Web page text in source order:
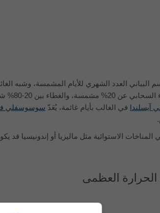
البياني العدد الشهري للأيام المشمسة، وشبه
شبه غائمة، وما يزيد على 80% غائمة بالكامل. وبينما تتميّز
آيسلندا في الغالب بأيام غائمة، يُعَدّ سوسوسفلي
الاستوائية مثل ماليزيا أو إندونيسيا
العظمى